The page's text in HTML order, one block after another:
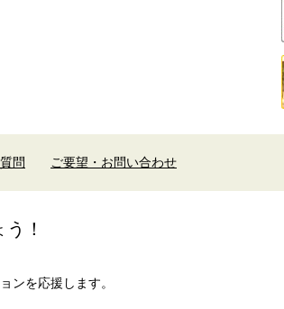
問 ご要望・お問い合わせ
！
ンを応援します。